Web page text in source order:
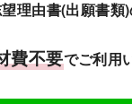
理由書(出願書類
費不要でご利用